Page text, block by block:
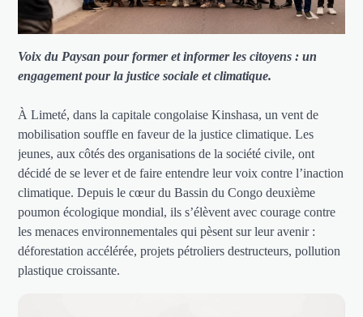
Voix du Paysan pour former et informer les citoyens : un
engagement pour la justice sociale et climatique.
À Limeté, dans la capitale congolaise Kinshasa, un vent de
mobilisation souffle en faveur de la justice climatique. Les
jeunes, aux côtés des organisations de la société civile, ont
décidé de se lever et de faire entendre leur voix contre l’inaction
climatique. Depuis le cœur du Bassin du Congo deuxième
poumon écologique mondial, ils s’élèvent avec courage contre
les menaces environnementales qui pèsent sur leur avenir :
déforestation accélérée, projets pétroliers destructeurs, pollution
plastique croissante.